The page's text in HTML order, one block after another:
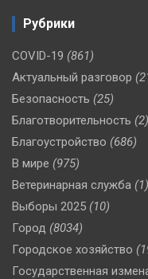
Рубрики
COVID-19 (861)
Актуальный разговор
Безопасность (25)
Благотворительность (2)
Благоустройство (686)
В мире (975)
Ветеринарная служба (1)
Выборы 2025 (10)
Город (8034)
Городское хозяйство
Государственная